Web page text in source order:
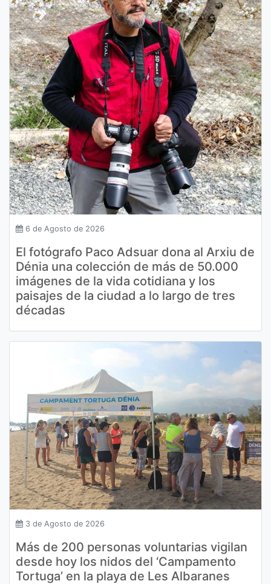
6 de Agosto de 2026
El fotógrafo Paco Adsuar dona al Arxiu de
Dénia una colección de más de 50.000
imágenes de la vida cotidiana y los
paisajes de la ciudad a lo largo de tres
décadas
3 de Agosto de 2026
Más de 200 personas voluntarias vigilan
desde hoy los nidos del ‘Campamento
Tortuga’ en la playa de Les Albaranes